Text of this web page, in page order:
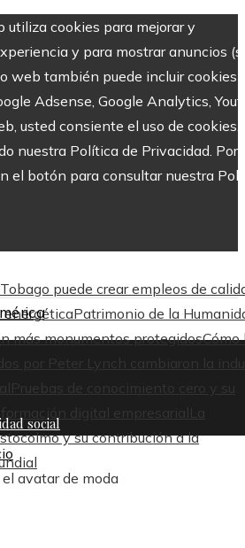
utiliza cookies para mejorar y
y para mostrar anuncios
web también puede incluir cookies
Adsense, Google Analytics,
usted consiente el uso de cookies.
nuestra Política de Privacidad. Por
el botón para consultar nuestra
puede crear empleos de
energéticaPatrimonio de la
más monumentos protegidosCómo
por Peter Lynch cambiaron la
Pruebas de conocimiento cero y su
digital empresarial
La
y su contribución a la
social
avatar de moda